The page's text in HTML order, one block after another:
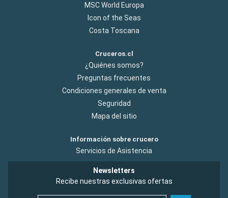
MSC World Europa
Icon of the Seas
Costa Toscana
Cruceros.cl
¿Quiénes somos?
Preguntas frecuentes
Condiciones generales de venta
Seguridad
Mapa del sitio
Información sobre crucero
Servicios de Asistencia
Newsletters
Recibe nuestras exclusivas ofertas